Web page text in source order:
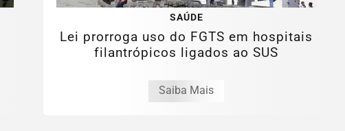
SAÚDE
Lei prorroga uso do FGTS em hospitais
filantrópicos ligados ao SUS
Saiba Mais